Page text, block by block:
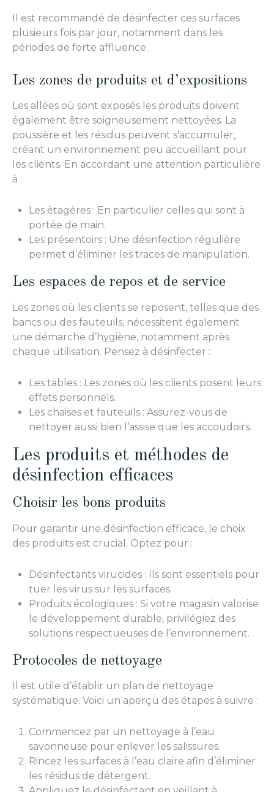
Il est recommandé de désinfecter ces surfaces
plusieurs fois par jour, notamment dans les
périodes de forte affluence.
Les zones de produits et d’expositions
Les allées où sont exposés les produits doivent
également être soigneusement nettoyées. La
poussière et les résidus peuvent s’accumuler,
créant un environnement peu accueillant pour
les clients. En accordant une attention particulière
à :
Les étagères : En particulier celles qui sont à
portée de main.
Les présentoirs : Une désinfection régulière
permet d’éliminer les traces de manipulation.
Les espaces de repos et de service
Les zones où les clients se reposent, telles que des
bancs ou des fauteuils, nécessitent également
une démarche d’hygiène, notamment après
chaque utilisation. Pensez à désinfecter :
Les tables : Les zones où les clients posent leurs
effets personnels.
Les chaises et fauteuils : Assurez-vous de
nettoyer aussi bien l’assise que les accoudoirs.
Les produits et méthodes de
désinfection efficaces
Choisir les bons produits
Pour garantir une désinfection efficace, le choix
des produits est crucial. Optez pour :
Désinfectants virucides : Ils sont essentiels pour
tuer les virus sur les surfaces.
Produits écologiques : Si votre magasin valorise
le développement durable, privilégiez des
solutions respectueuses de l’environnement.
Protocoles de nettoyage
Il est utile d’établir un plan de nettoyage
systématique. Voici un aperçu des étapes à suivre :
Commencez par un nettoyage à l’eau
savonneuse pour enlever les salissures.
Rincez les surfaces à l’eau claire afin d’éliminer
les résidus de détergent.